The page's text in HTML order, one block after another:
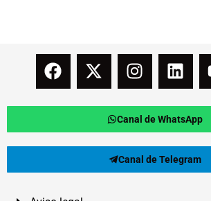
Canal de WhatsApp
Canal de Telegram